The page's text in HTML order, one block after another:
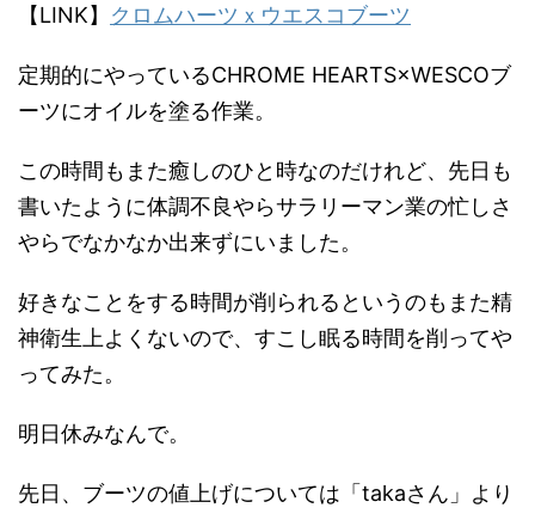
【LINK】 クロムハーツｘウエスコブーツ
定期的にやっているCHROME HEARTS×WESCOブ
ーツにオイルを塗る作業。
この時間もまた癒しのひと時なのだけれど、先日も
書いたように体調不良やらサラリーマン業の忙しさ
やらでなかなか出来ずにいました。
好きなことをする時間が削られるというのもまた精
神衛生上よくないので、すこし眠る時間を削ってや
ってみた。
明日休みなんで。
先日、ブーツの値上げについては「takaさん」より